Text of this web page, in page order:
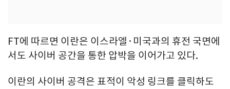
FT에 따르면 이란은 이스라엘·미국과의 휴전 국면에
서도 사이버 공간을 통한 압박을 이어가고 있다.
이란의 사이버 공격은 표적이 악성 링크를 클릭하도